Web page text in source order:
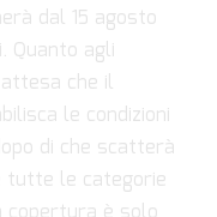
dal 15 agosto
Quanto agli
che il
le condizioni
di che scatterà
tutte le categorie